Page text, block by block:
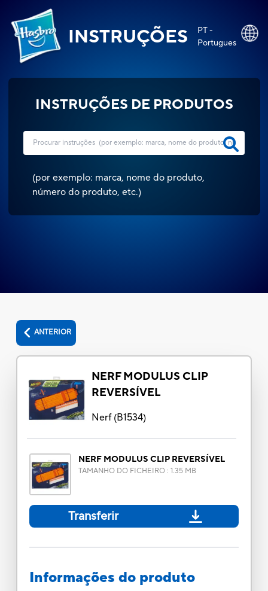
INSTRUÇÕES
PT -
Portugues
INSTRUÇÕES DE PRODUTOS
(por exemplo: marca, nome do produto,
número do produto, etc.)
ANTERIOR
NERF MODULUS CLIP
REVERSÍVEL
Nerf(B1534)
NERF MODULUS CLIP REVERSÍVEL
TAMANHO DO FICHEIRO: 1.35 MB
Transferir
Informações do produto